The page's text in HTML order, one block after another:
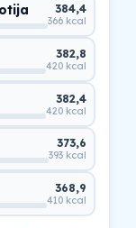
384,4
366 kcal
382,8
420 kcal
382,4
420 kcal
373,6
393 kcal
368,9
410 kcal